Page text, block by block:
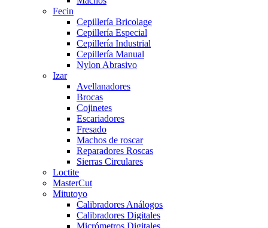
Fecin
Cepillería Bricolage
Cepillería Especial
Cepillería Industrial
Cepillería Manual
Nylon Abrasivo
Izar
Avellanadores
Brocas
Cojinetes
Escariadores
Fresado
Machos de roscar
Reparadores Roscas
Sierras Circulares
Loctite
MasterCut
Mitutoyo
Calibradores Análogos
Calibradores Digitales